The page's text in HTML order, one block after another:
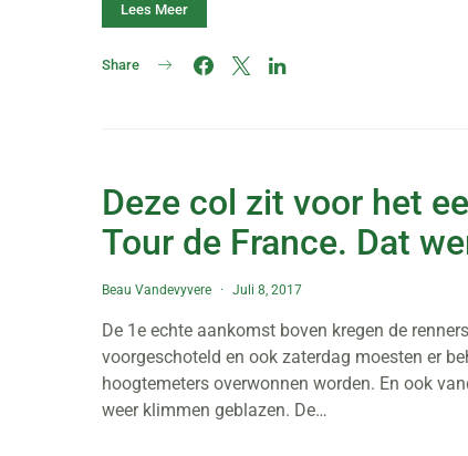
Lees Meer
Share
Deze col zit voor het
Tour de France. Dat
Beau Vandevyvere Juli 8, 2017
De 1e echte aankomst boven kregen de
voorgeschoteld en ook zaterdag moesten er
hoogtemeters overwonnen worden. En ook
weer klimmen geblazen. De…